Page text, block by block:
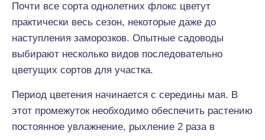
Почти все сорта однолетних флокс цветут
практически весь сезон, некоторые даже до
наступления заморозков. Опытные садоводы
выбирают несколько видов последовательно
цветущих сортов для участка.
Период цветения начинается с середины мая. В
этот промежуток необходимо обеспечить растению
постоянное увлажнение, рыхление 2 раза в